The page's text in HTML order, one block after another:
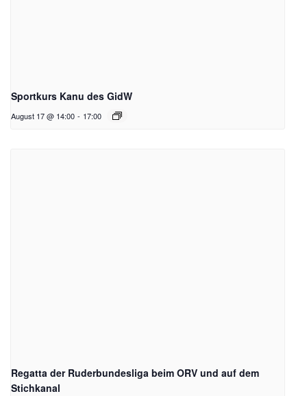
Sportkurs Kanu des GidW
August 17 @ 14:00 - 17:00
Regatta der Ruderbundesliga beim ORV und auf dem
Stichkanal